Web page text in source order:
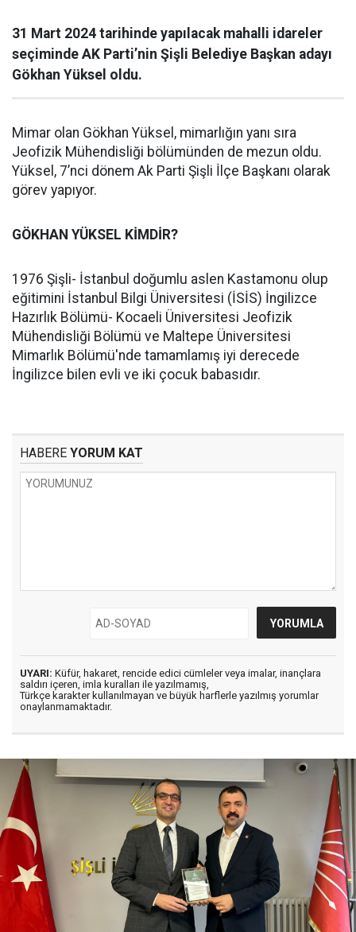
31 Mart 2024 tarihinde yapılacak mahalli idareler
seçiminde AK Parti’nin Şişli Belediye Başkan adayı
Gökhan Yüksel oldu.
Mimar olan Gökhan Yüksel, mimarlığın yanı sıra
Jeofizik Mühendisliği bölümünden de mezun oldu.
Yüksel, 7’nci dönem Ak Parti Şişli İlçe Başkanı olarak
görev yapıyor.
GÖKHAN YÜKSEL KİMDİR?
1976 Şişli- İstanbul doğumlu aslen Kastamonu olup
eğitimini İstanbul Bilgi Üniversitesi (İSİS) İngilizce
Hazırlık Bölümü- Kocaeli Üniversitesi Jeofizik
Mühendisliği Bölümü ve Maltepe Üniversitesi
Mimarlık Bölümü'nde tamamlamış iyi derecede
İngilizce bilen evli ve iki çocuk babasıdır.
HABERE YORUM KAT
UYARI: Küfür, hakaret, rencide edici cümleler veya imalar, inançlara
saldırı içeren, imla kuralları ile yazılmamış,
Türkçe karakter kullanılmayan ve büyük harflerle yazılmış yorumlar
onaylanmamaktadır.